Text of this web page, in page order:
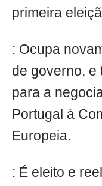
primeira
: Ocupa
de governo, e
para a
Portugal à
Europeia.
: É eleito e